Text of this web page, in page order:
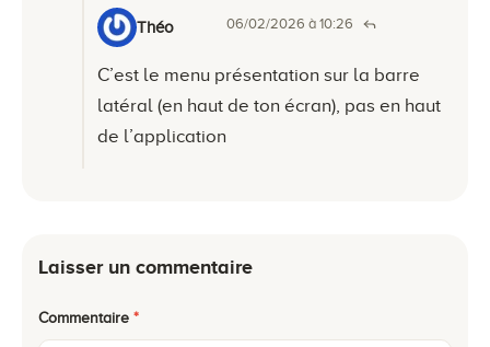
Théo 06/02/2026 à 10:26
C’est le menu présentation sur la barre
latéral (en haut de ton écran), pas en haut
de l’application
Laisser un commentaire
Commentaire *